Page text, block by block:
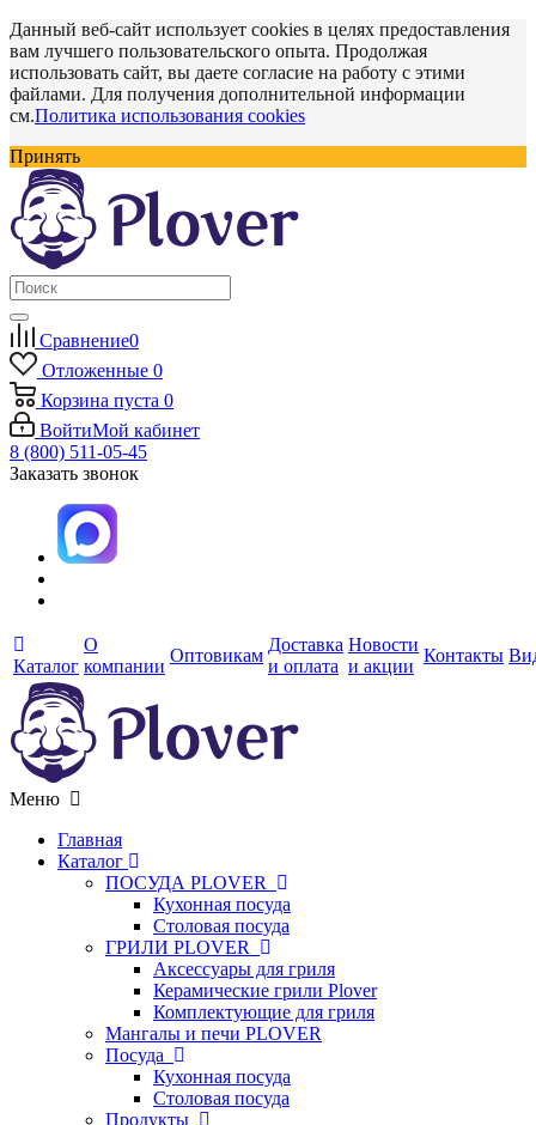
Данный веб-сайт использует cookies в целях предоставления
вам лучшего пользовательского опыта. Продолжая
использовать сайт, вы даете согласие на работу с этими
файлами. Для получения дополнительной информации
см.Политика использования cookies
Принять
Сравнение0
Отложенные 0
Корзина пуста 0
ВойтиМой кабинет
8 (800) 511-05-45
Заказать звонок
Каталог
О
компании
Оптовикам
Доставка
и оплата
Новости
и акции
Контакты
Меню
Главная
Каталог
ПОСУДА PLOVER
Кухонная посуда
Столовая посуда
ГРИЛИ PLOVER
Аксессуары для гриля
Керамические грили Plover
Комплектующие для гриля
Мангалы и печи PLOVER
Посуда
Кухонная посуда
Столовая посуда
Продукты